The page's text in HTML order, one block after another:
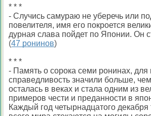
* * *
- Случись самураю не уберечь или
повелителя, имя его покроется
дурная слава пойдет по Японии. Он
(47 ронинов)
* * *
- Память о сорока семи ронинах, для
справедливость значили больше,
осталась в веках и стала одним из
примеров чести и преданности в
Каждый год четырнадцатого